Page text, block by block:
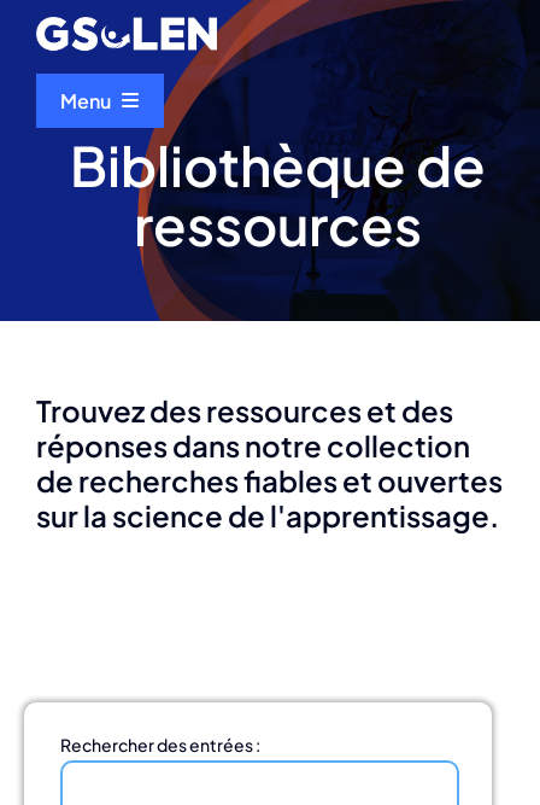
Skip
Menu
Accueil
À propos de nous
Evénements
Bibliothèque de ressources
Scientifique du mois
Bibliothèque de
ressources
Trouvez des ressources et des
réponses dans notre collection
de recherches fiables et ouvertes
sur la science de l'apprentissage.
Rechercher des entrées :